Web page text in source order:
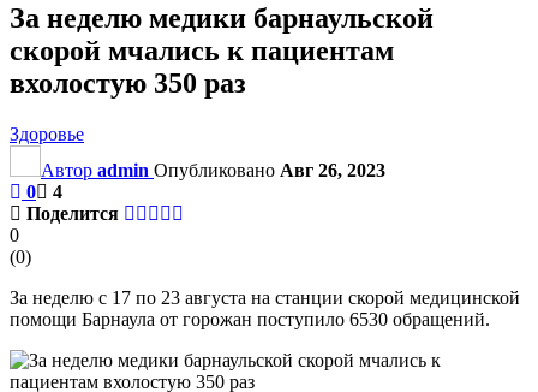
За неделю медики барнаульской
скорой мчались к пациентам
вхолостую 350 раз
Здоровье
Автор admin Опубликовано Авг 26, 2023
0
4
Поделится
0
(0)
За неделю с 17 по 23 августа на станции скорой медицинской
помощи Барнаула от горожан поступило 6530 обращений.